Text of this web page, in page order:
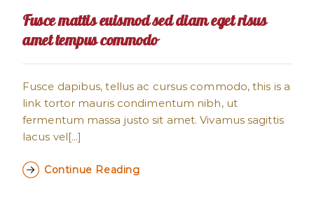
Fusce mattis euismod sed diam eget risus
amet tempus commodo
Fusce dapibus, tellus ac cursus commodo, this is a
link tortor mauris condimentum nibh, ut
fermentum massa justo sit amet. Vivamus sagittis
lacus vel[...]
Continue Reading